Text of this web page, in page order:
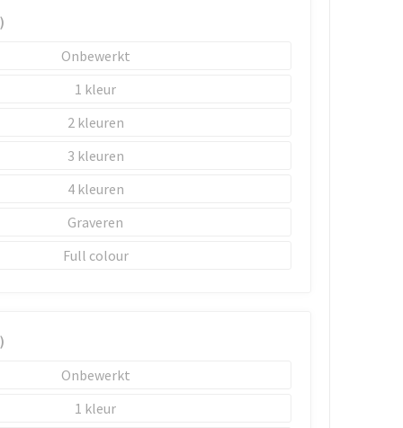
Onbewerkt
1
2
3
4
Graveren
Full colour
Onbewerkt
1